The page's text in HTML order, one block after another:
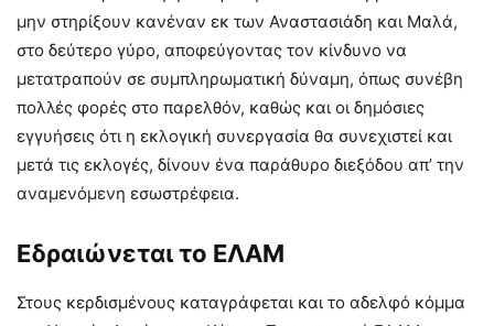
μην στηρίξουν κανέναν εκ των Αναστασιάδη και Μαλά,
στο δεύτερο γύρο, αποφεύγοντας τον κίνδυνο να
μετατραπούν σε συμπληρωματική δύναμη, όπως συνέβη
πολλές φορές στο παρελθόν, καθώς και οι δημόσιες
εγγυήσεις ότι η εκλογική συνεργασία θα συνεχιστεί και
μετά τις εκλογές, δίνουν ένα παράθυρο διεξόδου απ’ την
αναμενόμενη εσωστρέφεια.
Εδραιώνεται το ΕΛΑΜ
Στους κερδισμένους καταγράφεται και το αδελφό κόμμα